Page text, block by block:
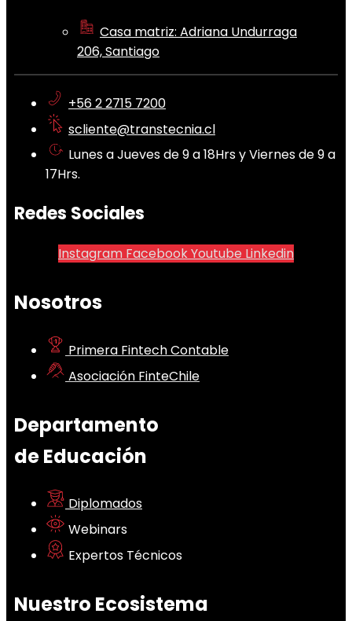
Casa matriz: Adriana Undurraga
206, Santiago
+56 2 2715 7200
scliente@transtecnia.cl
Lunes a Jueves de 9 a 18Hrs y Viernes de 9 a
17Hrs.
Redes Sociales
Instagram FacebookYoutube Linkedin
Nosotros
Primera Fintech Contable
Asociación FinteChile
Departamento
de Educación
Diplomados
Webinars
Expertos Técnicos
Nuestro Ecosistema